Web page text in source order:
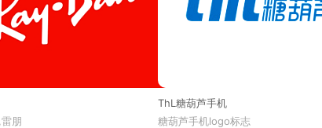
朋
ThL糖葫芦手机
糖葫芦手机logo标志